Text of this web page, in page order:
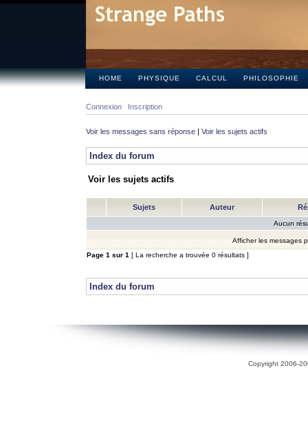
HOME PHYSIQUE CALCUL PHILOSOPHIE
Connexion Inscription
Voir les messages sans réponse | Voir les sujets actifs
Index du forum
Voir les sujets actifs
Sujets Auteur
Aucun
Afficher les messages
Page 1 sur 1 [ La recherche a trouvée 0 résultats ]
Index du forum
Copyright 2006-